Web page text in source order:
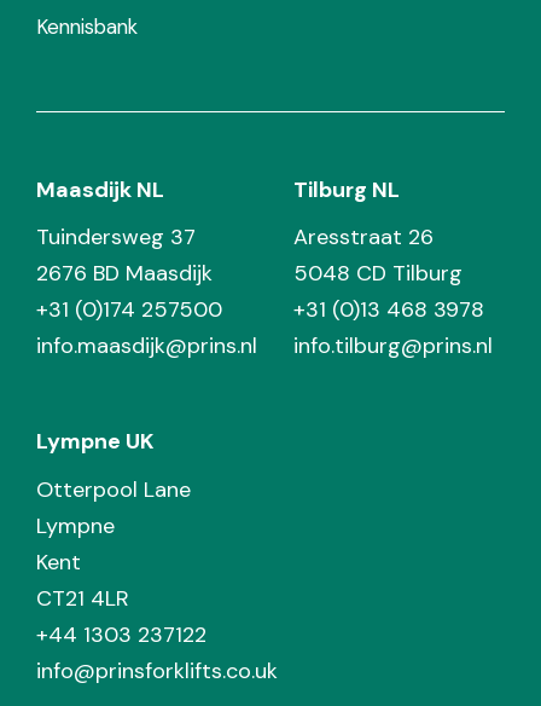
Kennisbank
Maasdijk NL
Tuindersweg 37
2676 BD Maasdijk
+31 (0)174 257500
info.maasdijk@prins.nl
Tilburg NL
Aresstraat 26
5048 CD Tilburg
+31 (0)13 468 3978
info.tilburg@prins.nl
Lympne UK
Otterpool Lane
Lympne
Kent
CT21 4LR
+44 1303 237122
info@prinsforklifts.co.uk